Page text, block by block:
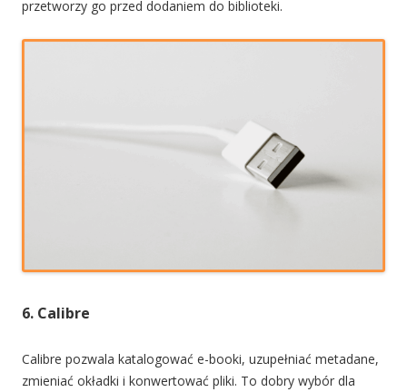
przetworzy go przed dodaniem do biblioteki.
6. Calibre
Calibre pozwala katalogować e-booki, uzupełniać metadane,
zmieniać okładki i konwertować pliki. To dobry wybór dla